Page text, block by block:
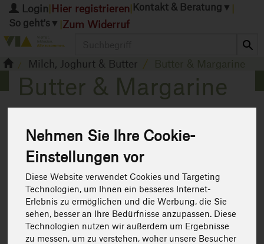
Nehmen Sie Ihre Cookie-
Einstellungen vor
Diese Website verwendet Cookies und Targeting
Technologien, um Ihnen ein besseres Internet-
Erlebnis zu ermöglichen und die Werbung, die Sie
sehen, besser an Ihre Bedürfnisse anzupassen. Diese
Technologien nutzen wir außerdem um Ergebnisse
zu messen, um zu verstehen, woher unsere Besucher
Login Hier registrieren Kontakt & Beratung ▼
So geht's ▼ Zum Widerruf
Milch, Joghurt & Butter
Butter & Margarine
Butter & Margarine
12
Hersteller Ernährung Allergene
Art.-Nr. 475280